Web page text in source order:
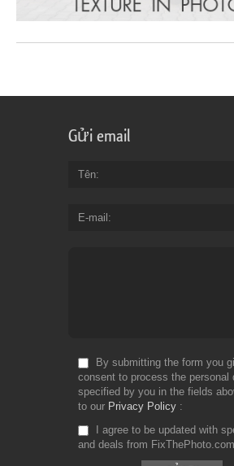
Gửi email
Tên
E-mail
By submitting the form you
consent to process the personal
specified by you in the fields
to our Privacy Policy
I agree to be updated with
and deals from FixThePhoto.com